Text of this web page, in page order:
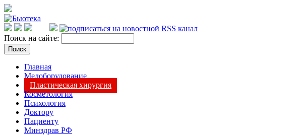
Поиск на сайте:
Главная
Медоборудование
Пластическая хирургия
Косметология
Психология
Доктору
Пациенту
Минздрав РФ